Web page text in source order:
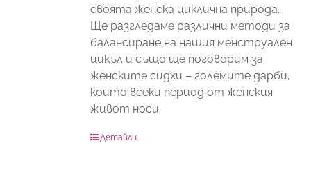
своята женска циклична природа.
Ще разгледаме различни методи за
балансиране на нашия менструален
цикъл и също ще поговорим за
женските сидхи – големите дарби,
които всеки период от женския
живот носи.
Детайли